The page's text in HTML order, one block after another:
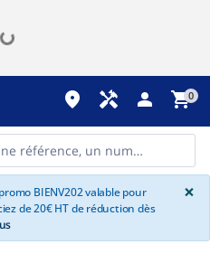
place handyman person shopping_cart0
BIENV202 valable pour
de 20€ HT de réduction dès
×